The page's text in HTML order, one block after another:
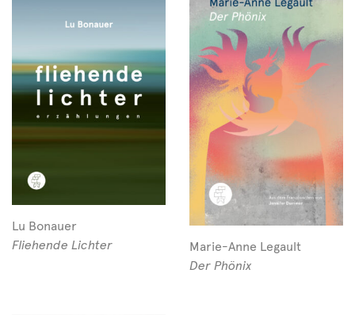
Marie-Anne Legault
Der Phönix
Lu Bonauer
Fliehende Lichter